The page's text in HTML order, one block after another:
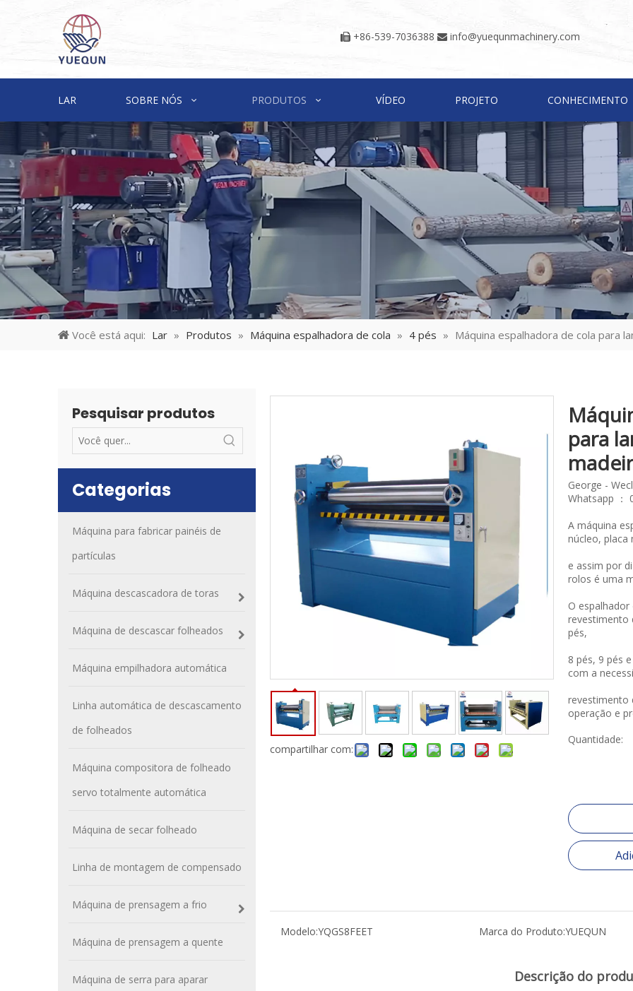
 +86-539-7036388  info@yuequnmachinery.com
LAR SOBRE NÓS PRODUTOS VÍDEO PROJETO CONHECIMENTO
Você está aqui: Lar » Produtos » Máquina espalhadora de cola » 4 pés » Máquina espalhadora de cola para
Pesquisar produtos
Categorias
Máquina para fabricar painéis de
partículas
Máquina descascadora de toras
Máquina de descascar folheados
Máquina empilhadora automática
Linha automática de descascamento
de folheados
Máquina compositora de folheado
servo totalmente automática
Máquina de secar folheado
Linha de montagem de compensado
Máquina de prensagem a frio
Máquina de prensagem a quente
Máquina de serra para aparar
compartilhar com:
para
George -
Whatsapp ：
A máquina
núcleo, placa
e assim por
rolos é uma
O
revestimento
pés,
8 pés, 9 pés
com a
revestimento
operação e
Quantidade:
Modelo:YQGS8FEET Marca do Produto:YUEQUN
Descrição do